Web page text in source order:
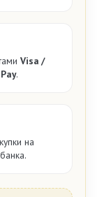
Visa /
.
на